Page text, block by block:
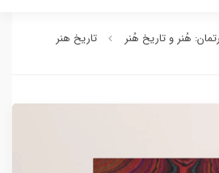
هُنر و تاریخ هُنر
تاریخ هنر